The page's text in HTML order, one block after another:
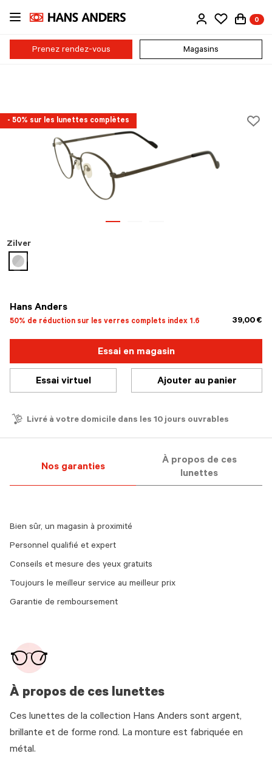
Passer
contenu
principal
0
Prenez rendez-vous Magasins
- 50% sur les lunettes complètes
Hans Anders
50% de réduction sur les verres complets index 1.6 39,00 €
Zilver
sélectionné
Essai en magasin
Essai virtuel Ajouter au panier
Livré à votre domicile dans les 10 jours ouvrables
Nos garanties
À propos de ces
lunettes
À propos de ces lunettes
Ces lunettes de la collection Hans Anders sont argent,
brillante et de forme rond. La monture est fabriquée en
métal.
Bien sûr, un magasin à proximité
Personnel qualifié et expert
Conseils et mesure des yeux gratuits
Toujours le meilleur service au meilleur prix
Garantie de remboursement